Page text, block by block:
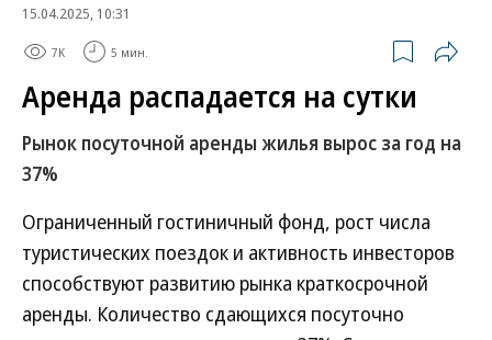
15.04.2025, 10:31
7K 5 мин.
Аренда распадается на сутки
Рынок посуточной аренды жилья вырос за год на
37%
Ограниченный гостиничный фонд, рост числа
туристических поездок и активность инвесторов
способствуют развитию рынка краткосрочной
аренды. Количество сдающихся посуточно